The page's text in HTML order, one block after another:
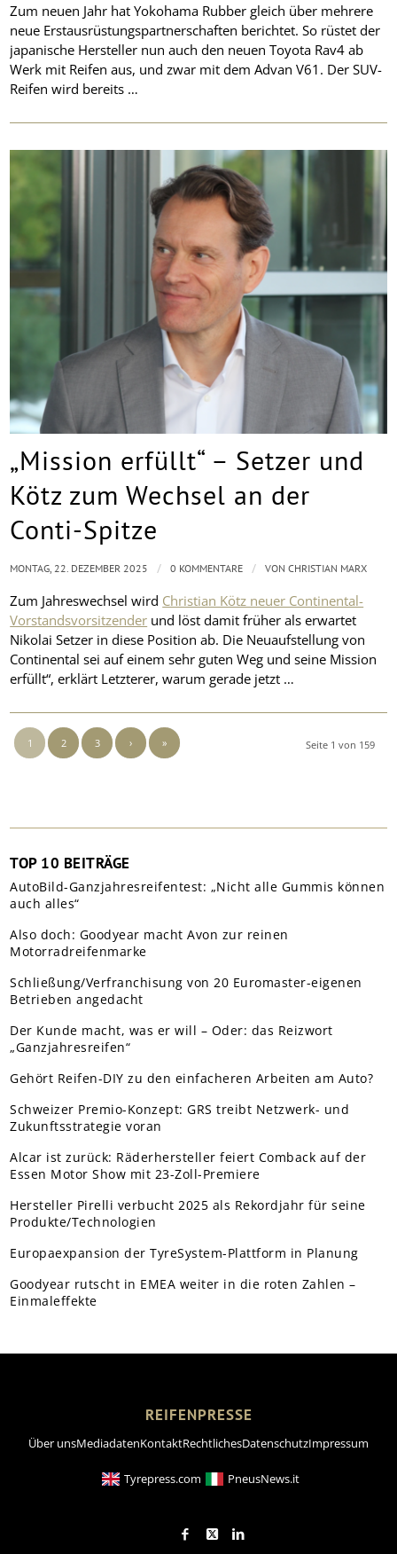
Zum neuen Jahr hat Yokohama Rubber gleich über mehrere
neue Erstausrüstungspartnerschaften berichtet. So rüstet der
japanische Hersteller nun auch den neuen Toyota Rav4 ab
Werk mit Reifen aus, und zwar mit dem Advan V61. Der SUV-
Reifen wird bereits …
„Mission erfüllt“ – Setzer und
Kötz zum Wechsel an der
Conti-Spitze
Zum Jahreswechsel wird Christian Kötz neuer Continental-
Vorstandsvorsitzender und löst damit früher als erwartet
Nikolai Setzer in diese Position ab. Die Neuaufstellung von
Continental sei auf einem sehr guten Weg und seine Mission
erfüllt“, erklärt Letzterer, warum gerade jetzt …
MONTAG, 22. DEZEMBER 2025 / 0 KOMMENTARE / VONCHRISTIAN MARX
Seite 1 von 159
1 2 3 › »
TOP 10 BEITRÄGE
AutoBild-Ganzjahresreifentest: „Nicht alle Gummis können
auch alles“
Also doch: Goodyear macht Avon zur reinen
Motorradreifenmarke
Schließung/Verfranchisung von 20 Euromaster-eigenen
Betrieben angedacht
Der Kunde macht, was er will – Oder: das Reizwort
„Ganzjahresreifen“
Gehört Reifen-DIY zu den einfacheren Arbeiten am Auto?
Schweizer Premio-Konzept: GRS treibt Netzwerk- und
Zukunftsstrategie voran
Alcar ist zurück: Räderhersteller feiert Comback auf der
Essen Motor Show mit 23-Zoll-Premiere
Hersteller Pirelli verbucht 2025 als Rekordjahr für seine
Produkte/Technologien
Europaexpansion der TyreSystem-Plattform in Planung
Goodyear rutscht in EMEA weiter in die roten Zahlen –
Einmaleffekte
REIFENPRESSE
Über unsMediadatenKontaktRechtlichesDatenschutzImpressum
Tyrepress.com PneusNews.it